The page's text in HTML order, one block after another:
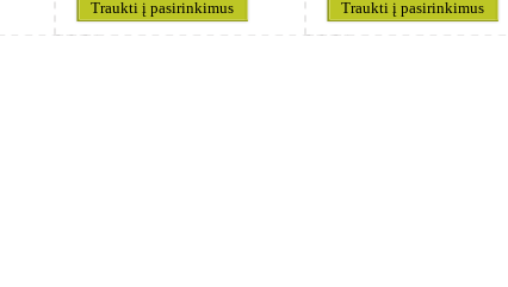
Traukti į pasirinkimus
Traukti į pasirinkimus